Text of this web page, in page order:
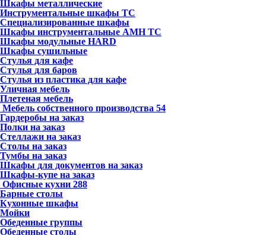
Шкафы металлические
Инструментальные шкафы ТС
Специализированные шкафы
Шкафы инструментальные АМН ТС
Шкафы модульные HARD
Шкафы сушильные
Стулья для кафе
Стулья для баров
Стулья из пластика для кафе
Уличная мебель
Плетеная мебель
Мебель собственного производства 54
Гардеробы на заказ
Полки на заказ
Стеллажи на заказ
Столы на заказ
Тумбы на заказ
Шкафы для документов на заказ
Шкафы-купе на заказ
Офисные кухни 288
Барные столы
Кухонные шкафы
Мойки
Обеденные группы
Обеденные столы